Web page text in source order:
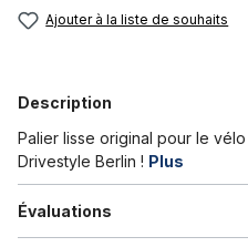
Ajouter à la liste de souhaits
Description
Palier lisse original pour le
Drivestyle Berlin ! Plus
Évaluations